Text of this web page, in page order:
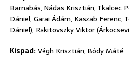
Barnabás, Nádas Krisztián, Tkalcec
Dániel, Garai Ádám, Kaszab Ferenc,
Dániel), Rakitovszky Viktor
Kispad:Végh Krisztián, Bódy Máté